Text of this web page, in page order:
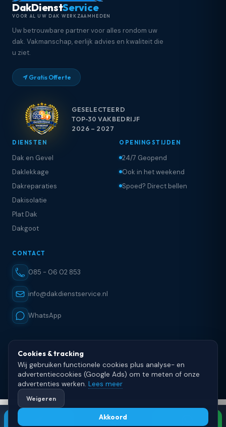
DakDienstService
VOOR AL UW DAK WERKZAAMHEDEN
Uw betrouwbare partner voor alles rondom uw
dak. Vakmanschap, eerlijk advies en kwaliteit die
u ziet.
Gratis Offerte
GESELECTEERD
TOP-30 VAKBEDRIJF
2026 – 2027
DIENSTEN
Dak en Gevel
Daklekkage
Dakreparaties
Dakisolatie
Plat Dak
Dakgoot
OPENINGSTIJDEN
24/7 Geopend
Ook in het weekend
Spoed? Direct bellen
CONTACT
085 - 06 02 853
info@dakdienstservice.nl
WhatsApp
© 2025 DakDienstService · Dakdekker in heel Nederland · KvK 80900488 ·
Website door yoursystem.agency
Home DienstenReviews
Cookies & tracking
Wij gebruiken functionele cookies plus analyse- en
advertentiecookies (Google Ads) om te meten of onze
advertenties werken. Lees meer
Weigeren
Akkoord